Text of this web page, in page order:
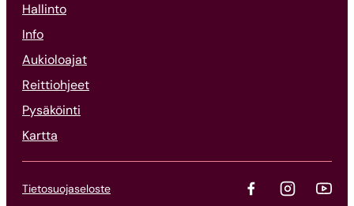
Hallinto
Info
Aukioloajat
Reittiohjeet
Pysäköinti
Kartta
Tietosuojaseloste